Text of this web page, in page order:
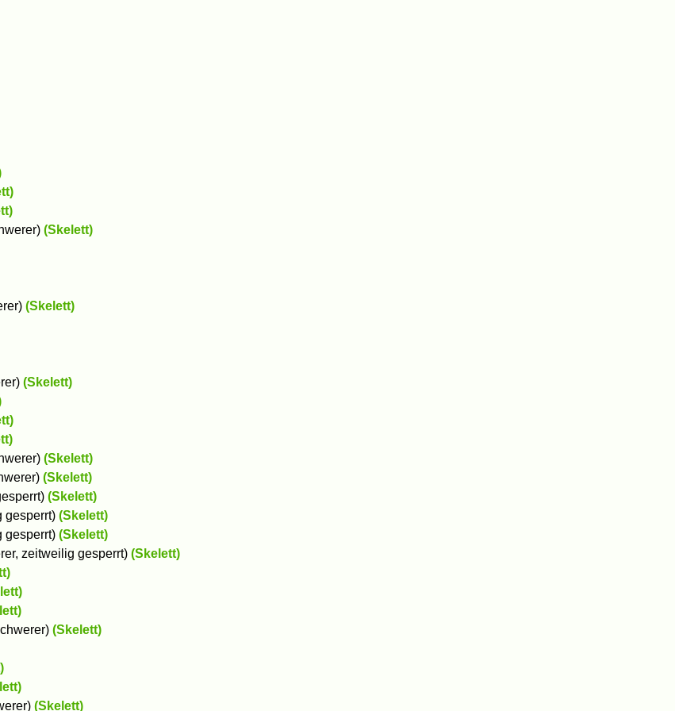
(Skelett)
(Skelett)
(Skelett)
(Skelett)
(Skelett)
(Skelett)
gesperrt) (Skelett)
gesperrt) (Skelett)
zeitweilig gesperrt) (Skelett)
(Skelett)
(Skelett)